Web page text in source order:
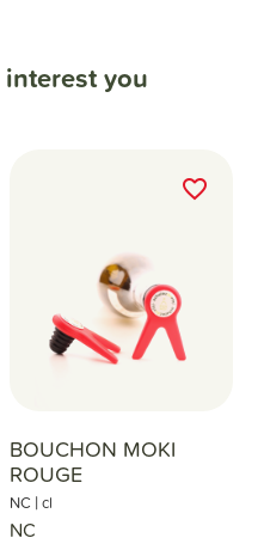
interest you
BOUCHON MOKI
ROUGE
NC |cl
NC
favorite_border